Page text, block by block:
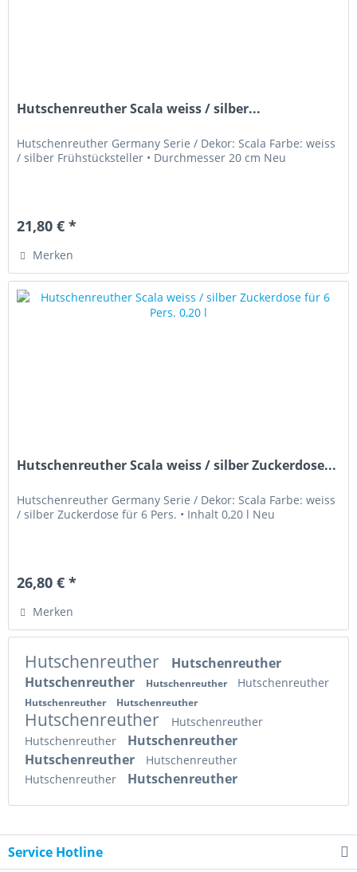
Hutschenreuther Scala weiss / silber...
Hutschenreuther Germany Serie / Dekor: Scala Farbe: weiss
/ silber Frühstücksteller • Durchmesser 20 cm Neu
21,80 € *
Merken
Hutschenreuther Scala weiss / silber Zuckerdose...
Hutschenreuther Germany Serie / Dekor: Scala Farbe: weiss
/ silber Zuckerdose für 6 Pers. • Inhalt 0,20 l Neu
26,80 € *
Merken
Hutschenreuther
Hutschenreuther
Hutschenreuther
Hutschenreuther Hutschenreuther
Hutschenreuther Hutschenreuther
Hutschenreuther
Hutschenreuther
Hutschenreuther
Hutschenreuther
Hutschenreuther
Hutschenreuther
Hutschenreuther
Hutschenreuther
Service Hotline